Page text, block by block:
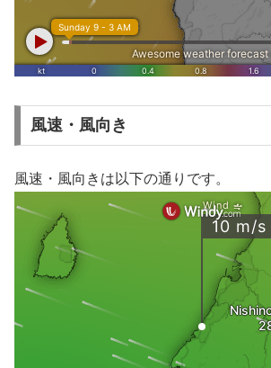
風速・風向き
風速・風向きは以下の通りです。